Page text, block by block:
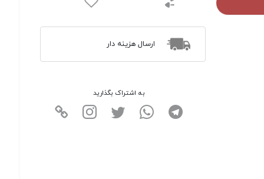
ارسال هزینه دار
به اشتراک بگذارید